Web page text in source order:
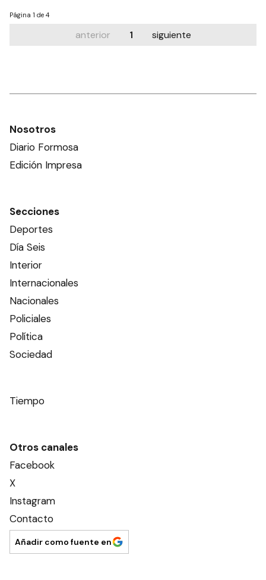
Página 1 de 4
anterior 1 siguiente
Nosotros
Diario Formosa
Edición Impresa
Secciones
Deportes
Día Seis
Interior
Internacionales
Nacionales
Policiales
Política
Sociedad
Tiempo
Otros canales
Facebook
X
Instagram
Contacto
Añadir como fuente en